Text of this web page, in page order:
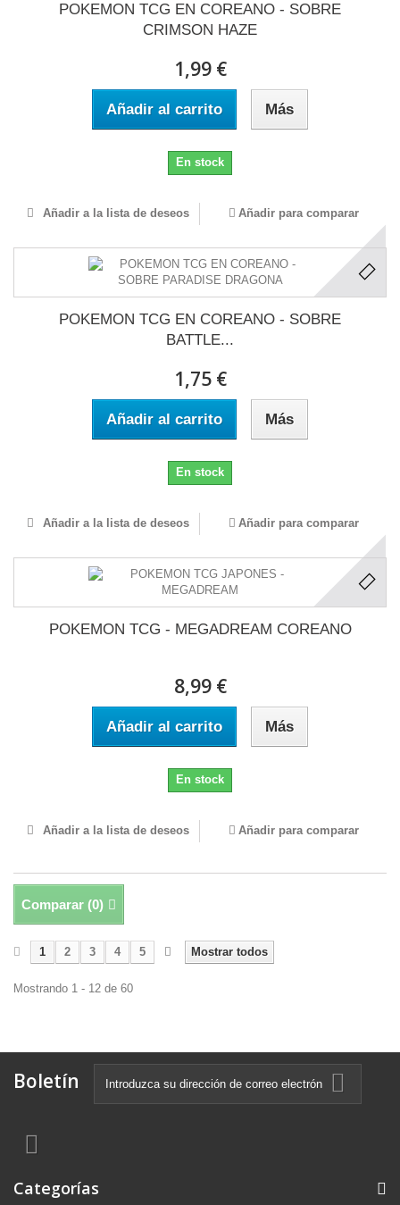
POKEMON TCG EN COREANO - SOBRE
CRIMSON HAZE
1,99 €
Añadir al carrito Más
En stock
Añadir a la lista de deseos Añadir para comparar
POKEMON TCG EN COREANO - SOBRE
BATTLE...
1,75 €
Añadir al carrito Más
En stock
Añadir a la lista de deseos Añadir para comparar
POKEMON TCG - MEGADREAM COREANO
8,99 €
Añadir al carrito Más
En stock
Añadir a la lista de deseos Añadir para comparar
Comparar (0)
Mostrar todos
1 2 3 4 5
Mostrando 1 - 12 de 60
Boletín
Categorías